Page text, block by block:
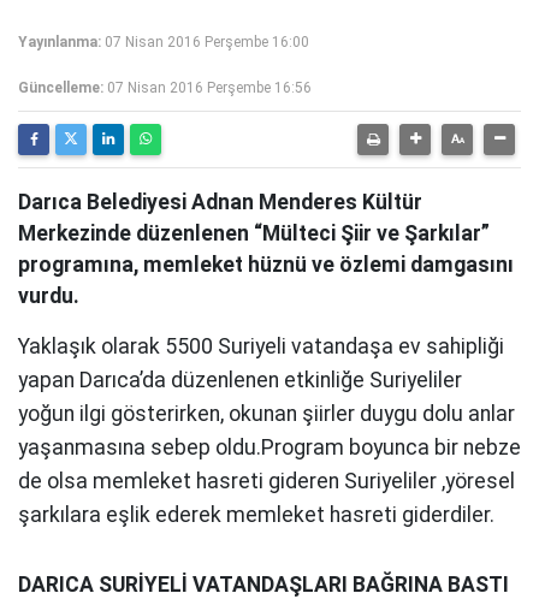
Yayınlanma: 07 Nisan 2016 Perşembe 16:00
Güncelleme: 07 Nisan 2016 Perşembe 16:56
Darıca Belediyesi Adnan Menderes Kültür
Merkezinde düzenlenen “Mülteci Şiir ve Şarkılar”
programına, memleket hüznü ve özlemi damgasını
vurdu.
Yaklaşık olarak 5500 Suriyeli vatandaşa ev sahipliği
yapan Darıca’da düzenlenen etkinliğe Suriyeliler
yoğun ilgi gösterirken, okunan şiirler duygu dolu anlar
yaşanmasına sebep oldu.Program boyunca bir nebze
de olsa memleket hasreti gideren Suriyeliler ,yöresel
şarkılara eşlik ederek memleket hasreti giderdiler.
DARICA SURİYELİ VATANDAŞLARI BAĞRINA BASTI